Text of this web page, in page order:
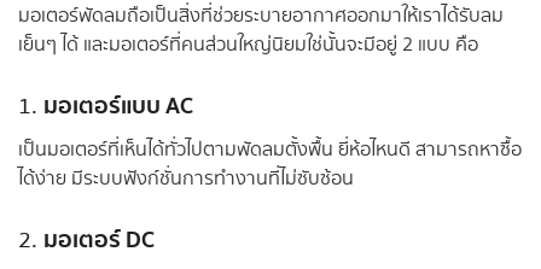
มอเตอร์พัดลมถือเป็นสิ่งที่ช่วยระบายอากาศออกมาให้เราได้รับลม
เย็นๆ ได้ และมอเตอร์ที่คนส่วนใหญ่นิยมใช่นั้นจะมีอยู่ 2 แบบ คือ
1. มอเตอร์แบบ AC
เป็นมอเตอร์ที่เห็นได้ทั่วไปตามพัดลมตั้งพื้น ยี่ห้อไหนดี สามารถหาซื้อ
ได้ง่าย มีระบบฟังก์ชั่นการทำงานที่ไม่ซับซ้อน
2. มอเตอร์ DC